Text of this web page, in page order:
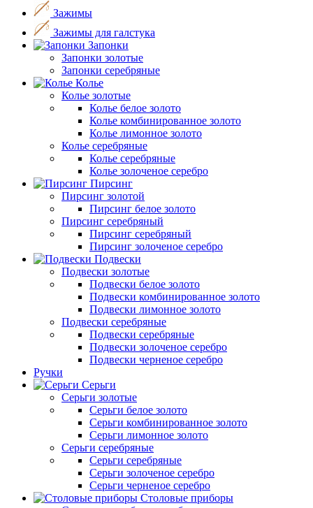
Зажимы
Зажимы для галстука
Запонки
Запонки золотые
Запонки серебряные
Колье
Колье золотые
Колье белое золото
Колье комбинированное золото
Колье лимонное золото
Колье серебряные
Колье серебряные
Колье золоченое серебро
Пирсинг
Пирсинг золотой
Пирсинг белое золото
Пирсинг серебряный
Пирсинг серебряный
Пирсинг золоченое серебро
Подвески
Подвески золотые
Подвески белое золото
Подвески комбинированное золото
Подвески лимонное золото
Подвески серебряные
Подвески серебряные
Подвески золоченое серебро
Подвески черненое серебро
Ручки
Серьги
Серьги золотые
Серьги белое золото
Серьги комбинированное золото
Серьги лимонное золото
Серьги серебряные
Серьги серебряные
Серьги золоченое серебро
Серьги черненое серебро
Столовые приборы